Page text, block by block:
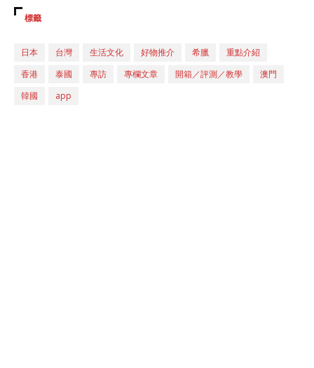
標籤
日本 台灣 生活文化 好物推介 希臘
重點介紹
香港
泰國 專訪 專欄文章 開箱／評測／教學
澳門
韓國
app